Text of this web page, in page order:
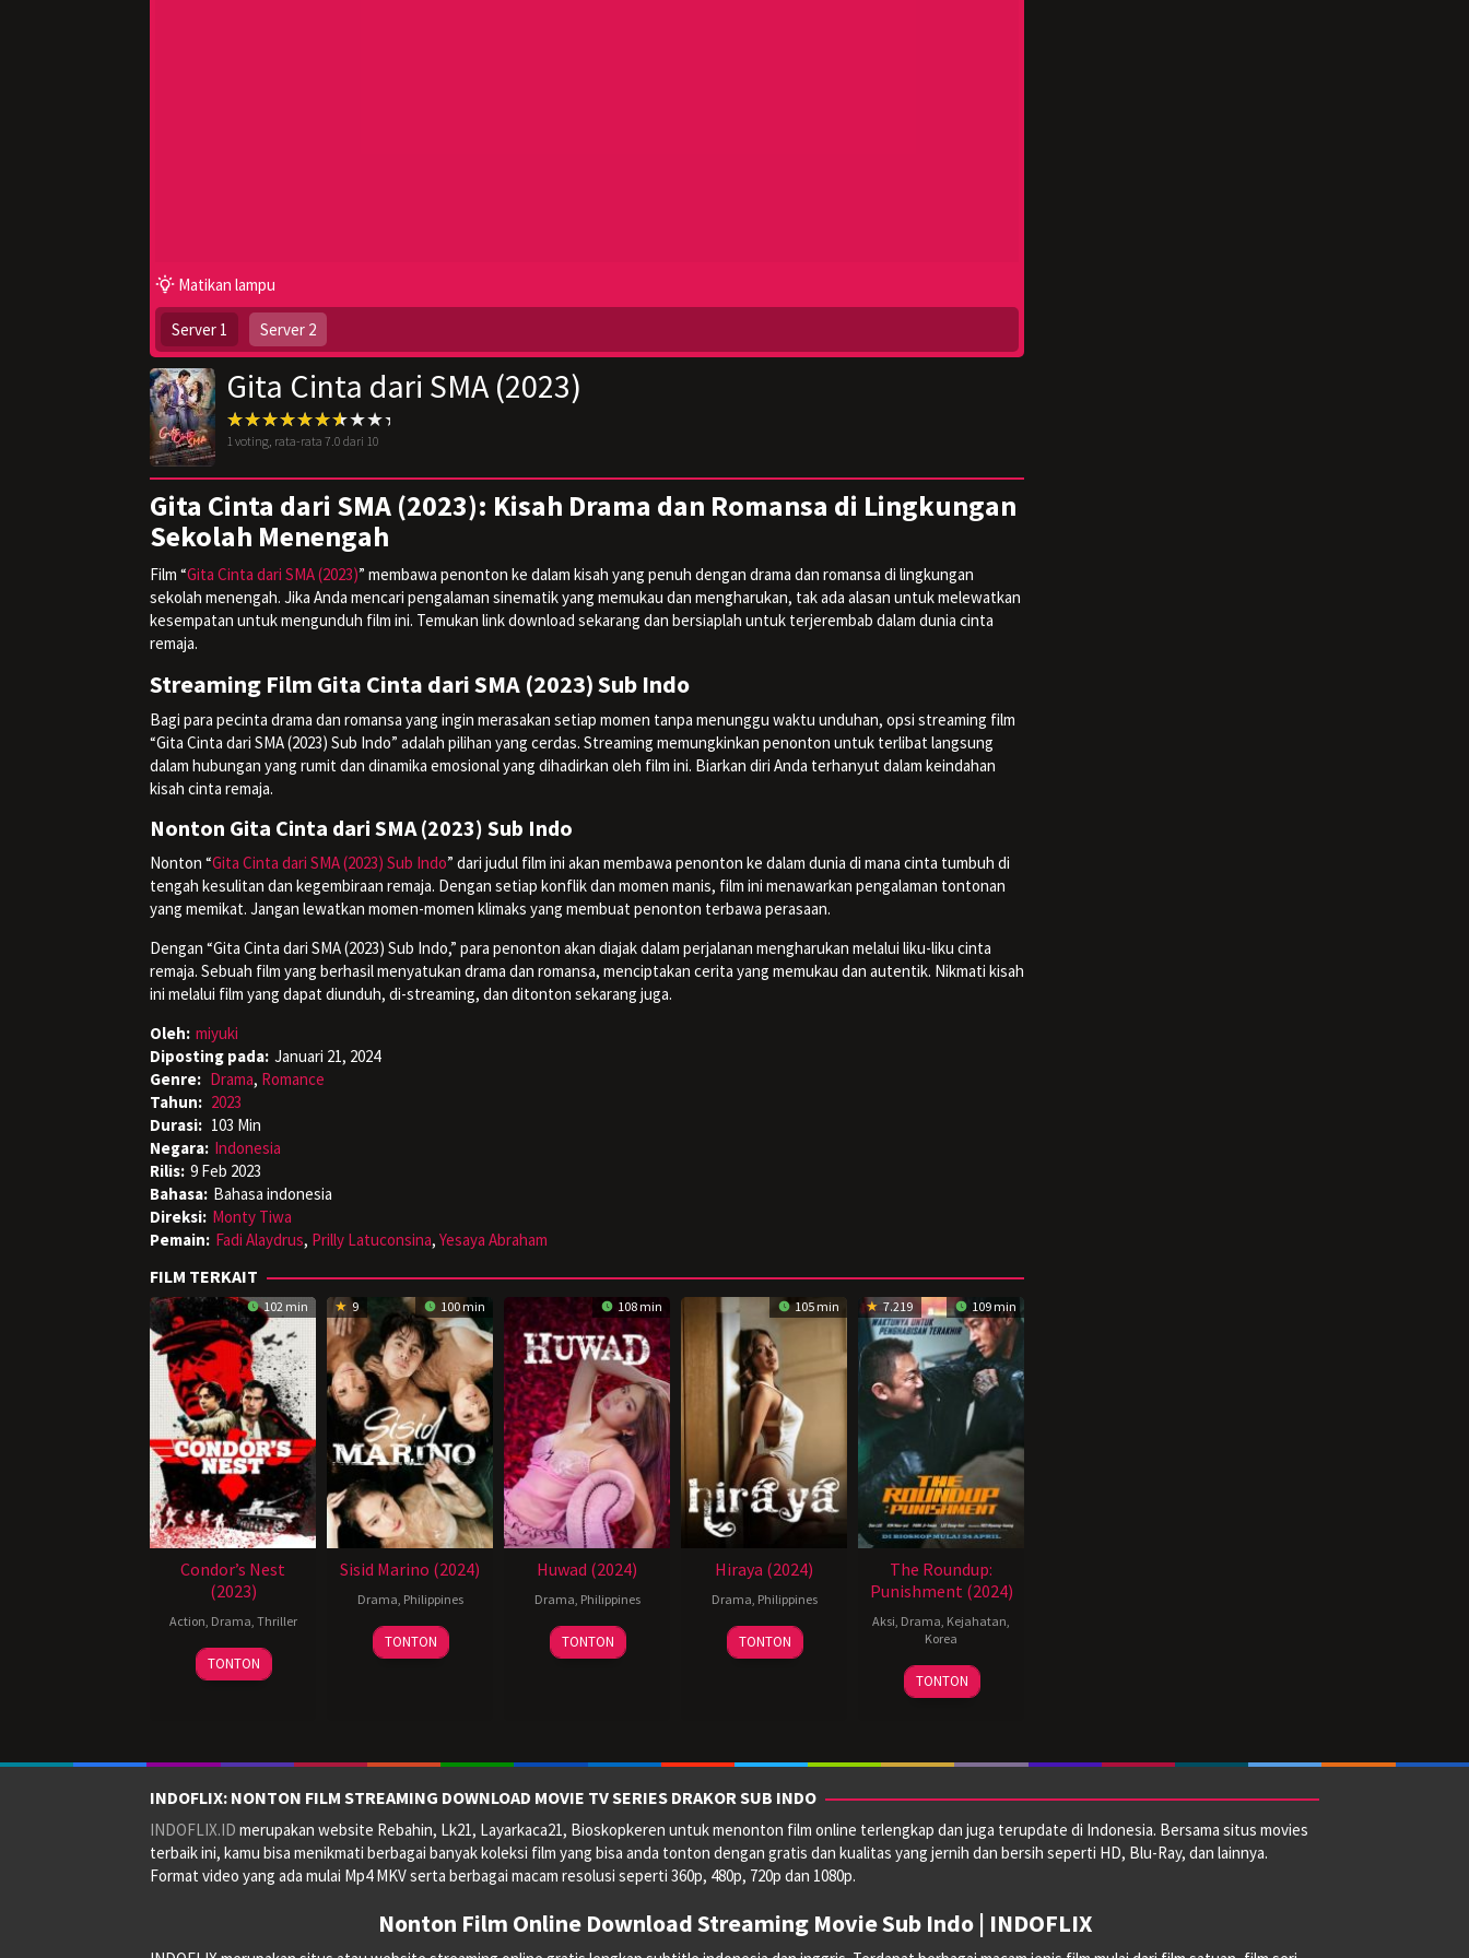
Matikan lampu
Server 1 Server 2
Gita Cinta dari SMA (2023)
1 voting, rata-rata 7.0 dari 10
Gita Cinta dari SMA (2023): Kisah Drama dan Romansa di Lingkungan
Sekolah Menengah
Film “Gita Cinta dari SMA (2023)” membawa penonton ke dalam kisah yang penuh dengan drama dan romansa di lingkungan
sekolah menengah. Jika Anda mencari pengalaman sinematik yang memukau dan mengharukan, tak ada alasan untuk melewatkan
kesempatan untuk mengunduh film ini. Temukan link download sekarang dan bersiaplah untuk terjerembab dalam dunia cinta
remaja.
Streaming Film Gita Cinta dari SMA (2023) Sub Indo
Bagi para pecinta drama dan romansa yang ingin merasakan setiap momen tanpa menunggu waktu unduhan, opsi streaming film
“Gita Cinta dari SMA (2023) Sub Indo” adalah pilihan yang cerdas. Streaming memungkinkan penonton untuk terlibat langsung
dalam hubungan yang rumit dan dinamika emosional yang dihadirkan oleh film ini. Biarkan diri Anda terhanyut dalam keindahan
kisah cinta remaja.
Nonton Gita Cinta dari SMA (2023) Sub Indo
Nonton “Gita Cinta dari SMA (2023) Sub Indo” dari judul film ini akan membawa penonton ke dalam dunia di mana cinta tumbuh di
tengah kesulitan dan kegembiraan remaja. Dengan setiap konflik dan momen manis, film ini menawarkan pengalaman tontonan
yang memikat. Jangan lewatkan momen-momen klimaks yang membuat penonton terbawa perasaan.
Dengan “Gita Cinta dari SMA (2023) Sub Indo,” para penonton akan diajak dalam perjalanan mengharukan melalui liku-liku cinta
remaja. Sebuah film yang berhasil menyatukan drama dan romansa, menciptakan cerita yang memukau dan autentik. Nikmati kisah
ini melalui film yang dapat diunduh, di-streaming, dan ditonton sekarang juga.
Oleh: miyuki
Diposting pada: Januari 21, 2024
Genre: Drama, Romance
Tahun: 2023
Durasi: 103 Min
Negara: Indonesia
Rilis: 9 Feb 2023
Bahasa: Bahasa indonesia
Direksi: Monty Tiwa
Pemain: Fadi Alaydrus, Prilly Latuconsina, Yesaya Abraham
FILM TERKAIT
102 min
Condor’s Nest
(2023)
Action Drama Thriller
TONTON
9 100 min
Sisid Marino (2024)
Drama Philippines
14
Jun
Joel
Lamangan
TONTON
108 min
Huwad (2024)
Drama Philippines
28
Jun
Reynold
Giba
TONTON
105 min
Hiraya (2024)
Drama Philippines
11
Jul
TONTON
7.219 109 min
The Roundup:
Punishment (2024)
Aksi Drama Kejahatan
Korea
24
Apr
허
명
TONTON
INDOFLIX: NONTON FILM STREAMING DOWNLOAD MOVIE TV SERIES DRAKOR SUB INDO
INDOFLIX.ID merupakan website Rebahin, Lk21, Layarkaca21, Bioskopkeren untuk menonton film online terlengkap dan juga terupdate di Indonesia. Bersama situs movies
terbaik ini, kamu bisa menikmati berbagai banyak koleksi film yang bisa anda tonton dengan gratis dan kualitas yang jernih dan bersih seperti HD, Blu-Ray, dan lainnya.
Format video yang ada mulai Mp4 MKV serta berbagai macam resolusi seperti 360p, 480p, 720p dan 1080p.
Nonton Film Online Download Streaming Movie Sub Indo | INDOFLIX